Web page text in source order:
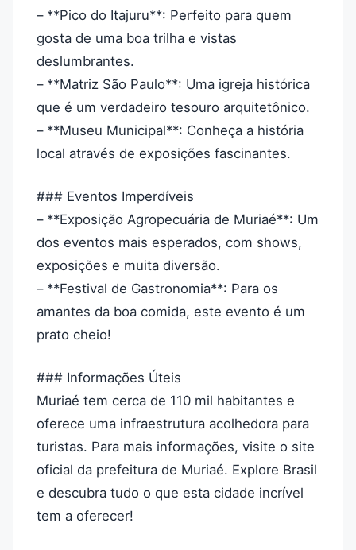
– **Pico do Itajuru**: Perfeito para quem
gosta de uma boa trilha e vistas
deslumbrantes.
– **Matriz São Paulo**: Uma igreja histórica
que é um verdadeiro tesouro arquitetônico.
– **Museu Municipal**: Conheça a história
local através de exposições fascinantes.
### Eventos Imperdíveis
– **Exposição Agropecuária de Muriaé**: Um
dos eventos mais esperados, com shows,
exposições e muita diversão.
– **Festival de Gastronomia**: Para os
amantes da boa comida, este evento é um
prato cheio!
### Informações Úteis
Muriaé tem cerca de 110 mil habitantes e
oferece uma infraestrutura acolhedora para
turistas. Para mais informações, visite o site
oficial da prefeitura de Muriaé. Explore Brasil
e descubra tudo o que esta cidade incrível
tem a oferecer!